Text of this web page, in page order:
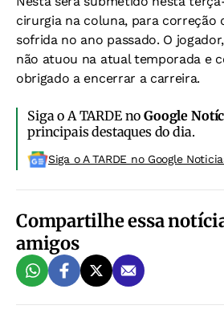
cirurgia na coluna, para correção
sofrida no ano passado. O
não atuou na atual temporada e
obrigado a encerrar a carreira.
Siga o A TARDE noGoogle
principais destaques do dia.
Siga o A TARDE no Google
Compartilhe essa
amigos